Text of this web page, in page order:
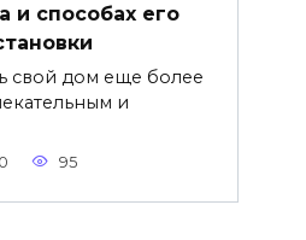
и способах его
свой дом еще более
и
0 95